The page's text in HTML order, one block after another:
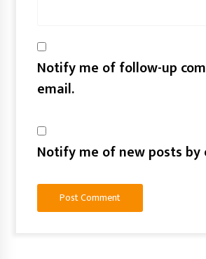
Notify me of follow-up
email.
Notify me of new posts by